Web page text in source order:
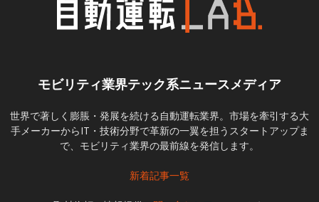
モビリティ業界テック系ニュースメディア
世界で著しく膨脹・発展を続ける自動運転業界。市場を牽引する大
手メーカーからIT・技術分野で革新の一翼を担うスタートアップま
で、モビリティ業界の最前線を発信します。
新着記事一覧